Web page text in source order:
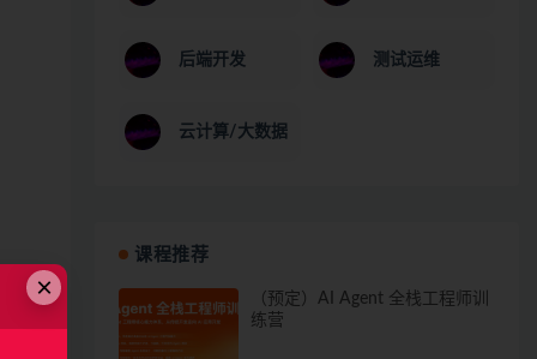
后端开发 测试运维
云计算/大数据
课程推荐
（预定）AI Agent 全栈工程师训
练营
×